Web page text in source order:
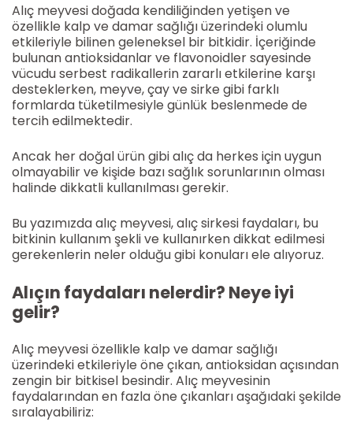
Alıç meyvesi doğada kendiliğinden yetişen ve
özellikle kalp ve damar sağlığı üzerindeki olumlu
etkileriyle bilinen geleneksel bir bitkidir. İçeriğinde
bulunan antioksidanlar ve flavonoidler sayesinde
vücudu serbest radikallerin zararlı etkilerine karşı
desteklerken, meyve, çay ve sirke gibi farklı
formlarda tüketilmesiyle günlük beslenmede de
tercih edilmektedir.
Ancak her doğal ürün gibi alıç da herkes için uygun
olmayabilir ve kişide bazı sağlık sorunlarının olması
halinde dikkatli kullanılması gerekir.
Bu yazımızda alıç meyvesi, alıç sirkesi faydaları, bu
bitkinin kullanım şekli ve kullanırken dikkat edilmesi
gerekenlerin neler olduğu gibi konuları ele alıyoruz.
Alıçın faydaları nelerdir? Neye iyi
gelir?
Alıç meyvesi özellikle kalp ve damar sağlığı
üzerindeki etkileriyle öne çıkan, antioksidan açısından
zengin bir bitkisel besindir. Alıç meyvesinin
faydalarından en fazla öne çıkanları aşağıdaki şekilde
sıralayabiliriz: